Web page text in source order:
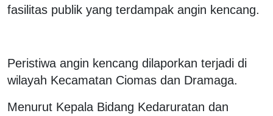
fasilitas publik yang terdampak angin kencang.
Peristiwa angin kencang dilaporkan terjadi di
wilayah Kecamatan Ciomas dan Dramaga.
Menurut Kepala Bidang Kedaruratan dan